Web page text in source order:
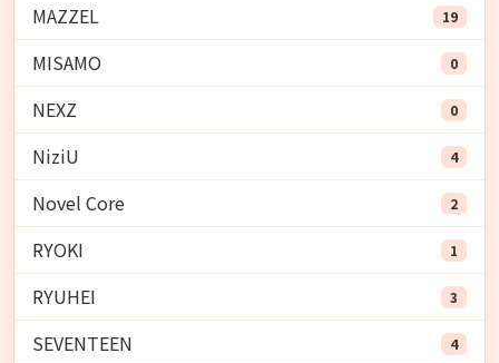
MAZZEL 19
MISAMO 0
NEXZ 0
NiziU 4
Novel Core 2
RYOKI 1
RYUHEI 3
SEVENTEEN 4